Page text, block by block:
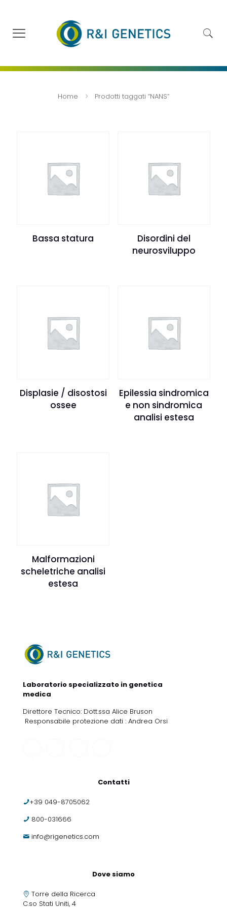
Home Prodotti taggati “NANS”
Bassa statura
Disordini del
neurosviluppo
Displasie / disostosi
ossee
Epilessia sindromica
e non sindromica
analisi estesa
Malformazioni
scheletriche analisi
estesa
Laboratorio specializzato in genetica
medica
Direttore Tecnico: Dott.ssa Alice Bruson
Responsabile protezione dati : Andrea Orsi
Contatti
+39 049-8705062
800-031666
info@rigenetics.com
Dove siamo
Torre della Ricerca
C.so Stati Uniti, 4